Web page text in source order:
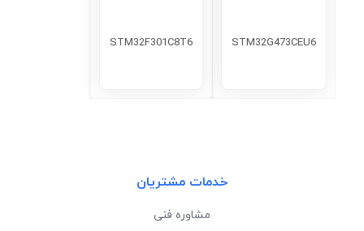
STM32G473CEU6
STM32F301C8T6
خدمات مشتریان
مشاوره فنی